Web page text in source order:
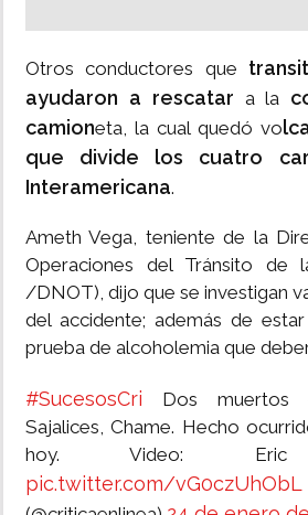
Otros conductores que
ayudaron a rescatar a la
camioneta, la cual quedó vo
que divide los cuatro
Interamericana.
Ameth Vega, teniente de la
Operaciones del Tránsito de
/DNOT), dijo que se investigan
del accidente; además de
prueba de alcoholemia que
#SucesosCri Dos muertos
Sajalices, Chame. Hecho
hoy. Video: Eric
pic.twitter.com/vG0czUhObL